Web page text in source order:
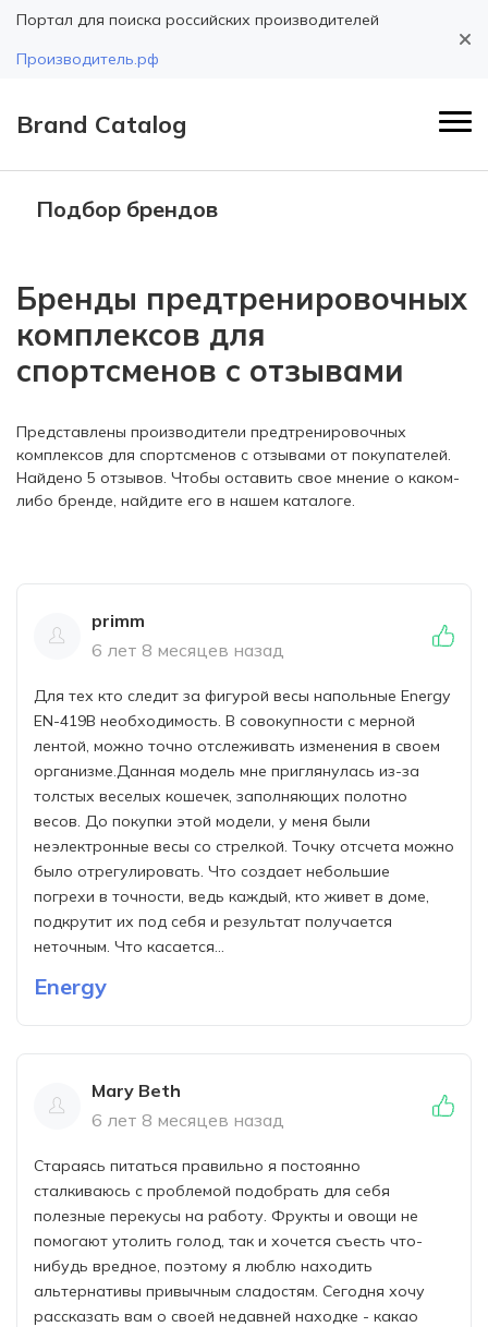
Портал для поиска российских производителей
Производитель.рф
Brand Catalog
Подбор брендов
Бренды предтренировочных
комплексов для
спортсменов с отзывами
Представлены производители предтренировочных
комплексов для спортсменов с отзывами от покупателей.
Найдено 5 отзывов. Чтобы оставить свое мнение о каком-
либо бренде, найдите его в нашем каталоге.
primm
6 лет 8 месяцев назад
Для тех кто следит за фигурой весы напольные Energy
EN-419B необходимость. В совокупности с мерной
лентой, можно точно отслеживать изменения в своем
организме.Данная модель мне приглянулась из-за
толстых веселых кошечек, заполняющих полотно
весов. До покупки этой модели, у меня были
неэлектронные весы со стрелкой. Точку отсчета можно
было отрегулировать. Что создает небольшие
погрехи в точности, ведь каждый, кто живет в доме,
подкрутит их под себя и результат получается
неточным. Что касается...
Energy
Mary Beth
6 лет 8 месяцев назад
Стараясь питаться правильно я постоянно
сталкиваюсь с проблемой подобрать для себя
полезные перекусы на работу. Фрукты и овощи не
помогают утолить голод, так и хочется съесть что-
нибудь вредное, поэтому я люблю находить
альтернативы привычным сладостям. Сегодня хочу
рассказать вам о своей недавней находке - какао